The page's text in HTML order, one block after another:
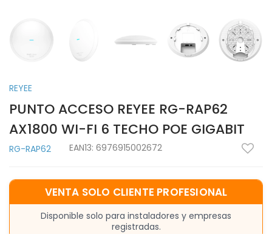
REYEE
PUNTO ACCESO REYEE RG-RAP62
AX1800 WI-FI 6 TECHO POE GIGABIT
RG-RAP62 EAN13: 6976915002672
VENTA SOLO CLIENTE PROFESIONAL
Disponible solo para instaladores y empresas
registradas.